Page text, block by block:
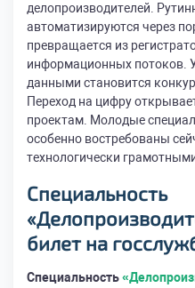
делопроизводителей.
автоматизируются через
превращается из
информационных потоков.
данными становится
Переход на цифру
проектам. Молодые
особенно востребованы
технологически
Специальность
билет на
Специальность